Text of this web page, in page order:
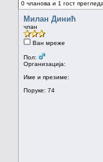
0 чланова и 1 гост
Милан Динић
члан
Ван мреже
Пол:
Организација:
Име и презиме:
Поруке: 74